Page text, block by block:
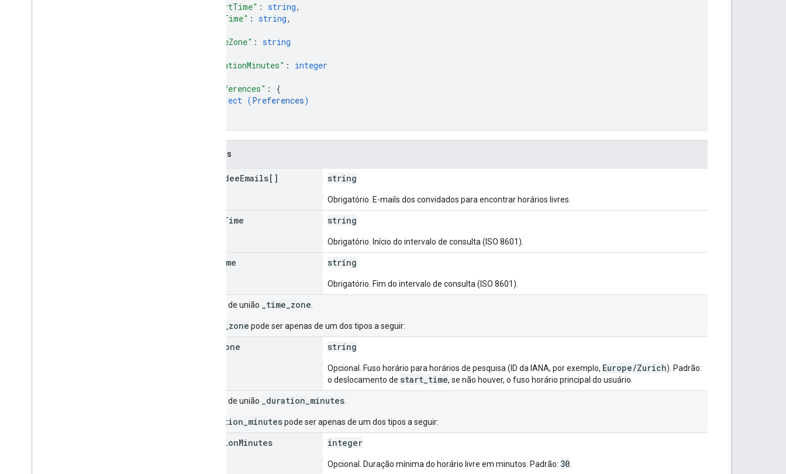
"startTime" : string,
"endTime" : string,
"timeZone" : string
"durationMinutes" : integer
"preferences" : {
object (Preferences)
Campos
attendeeEmails[] string
Obrigatório. E-mails dos convidados para encontrar horários livres.
Time string
Obrigatório. Início do intervalo de consulta (ISO 8601).
Time string
Obrigatório. Fim do intervalo de consulta (ISO 8601).
Campo de união _time_zone
_time_zone pode ser apenas de um dos tipos a seguir:
Zone string
Opcional. Fuso horário para horários de pesquisa (ID da IANA, por exemplo, Europe/Zurich). Padrão:
o deslocamento de start_time, se não houver, o fuso horário principal do usuário.
Campo de união _duration_minutes
_duration_minutespode ser apenas de um dos tipos a seguir:
durationMinutes integer
Opcional. Duração mínima do horário livre em minutos. Padrão: 30